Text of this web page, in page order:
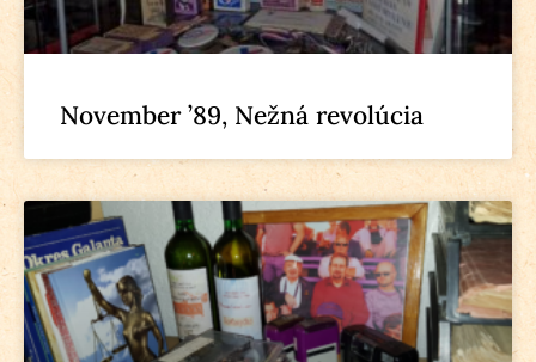
November ’89, Nežná revolúcia